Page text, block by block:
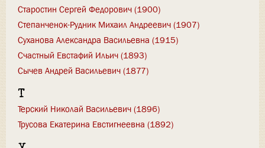
Старостин Сергей Федорович (1900)
Степанченок-Рудник Михаил Андреевич (1907)
Суханова Александра Васильевна (1915)
Счастный Евстафий Ильич (1893)
Сычев Андрей Васильевич (1877)
Т
Терский Николай Васильевич (1896)
Трусова Екатерина Евстигнеевна (1892)